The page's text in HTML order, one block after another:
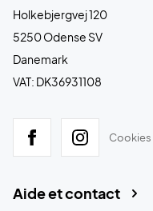
Holkebjergvej 120
5250 Odense SV
Danemark
VAT: DK36931108
Cookies
Aide et contact